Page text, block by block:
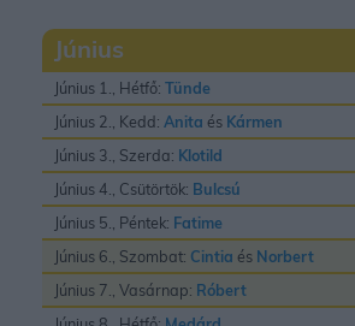
Június
Június 1., Hétfő: Tünde
Június 2., Kedd: Anita és Kármen
Június 3., Szerda: Klotild
Június 4., Csütörtök: Bulcsú
Június 5., Péntek: Fatime
Június 6., Szombat: Cintia és Norbert
Június 7., Vasárnap: Róbert